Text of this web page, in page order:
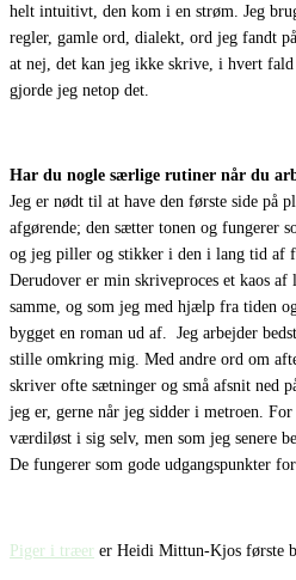
helt intuitivt, den kom i en strøm. Jeg
regler, gamle ord, dialekt, ord jeg fandt
at nej, det kan jeg ikke skrive, i hvert
gjorde jeg netop det.
Har du nogle særlige rutiner når du
Jeg er nødt til at have den første side på
afgørende; den sætter tonen og fungerer
og jeg piller og stikker i den i lang tid af
Derudover er min skriveproces et kaos af
samme, og som jeg med hjælp fra tiden
bygget en roman ud af. Jeg arbejder
stille omkring mig. Med andre ord om
skriver ofte sætninger og små afsnit ned
jeg er, gerne når jeg sidder i metroen.
værdiløst i sig selv, men som jeg senere
De fungerer som gode udgangspunkter
Piger i træer er Heidi Mittun-Kjos første